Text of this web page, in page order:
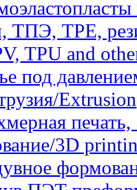
ТПЭ, TPE,
TPU and
под
Extrusion
3D